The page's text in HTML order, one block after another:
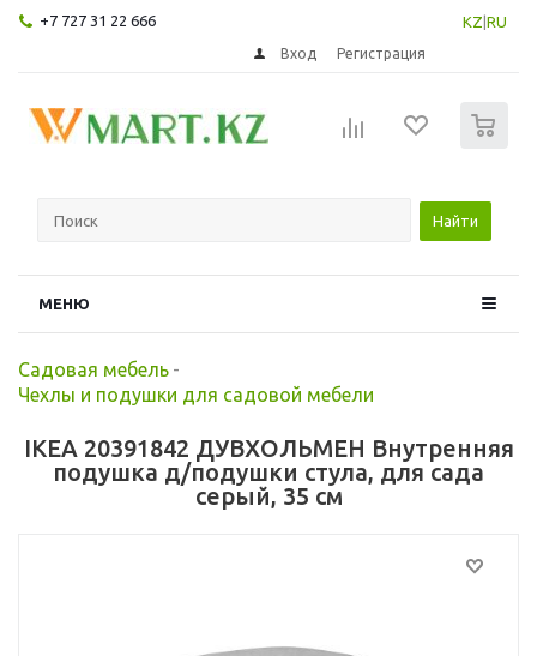
+7 727 31 22 666 KZ RU
Вход Регистрация
Найти
МЕНЮ
Садовая мебель -
Чехлы и подушки для садовой мебели
IKEA 20391842 ДУВХОЛЬМЕН Внутренняя
подушка д/подушки стула, для сада
серый, 35 см